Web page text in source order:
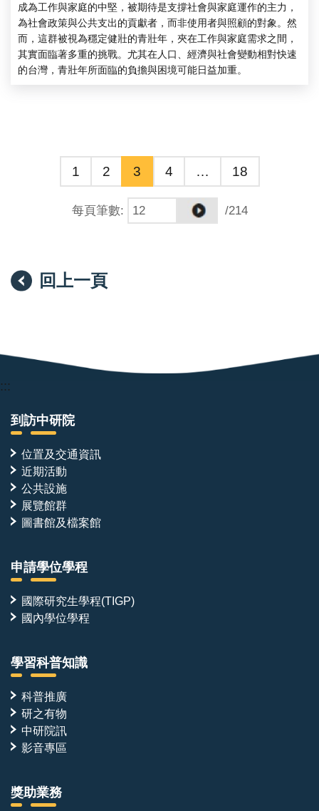
成為工作與家庭的中堅，被期待是支撐社會與家庭運作的主力，
為社會政策與公共支出的貢獻者，而非使用者與照顧的對象。然
而，這群被視為穩定健壯的青壯年，夾在工作與家庭需求之間，
其實面臨著多重的挑戰。尤其在人口、經濟與社會變動相對快速
的台灣，青壯年所面臨的負擔與困境可能日益加重。
1 2 3 4 … 18
每頁筆數: /214
回上一頁
:::
到訪中研院
位置及交通資訊
近期活動
公共設施
展覽館群
圖書館及檔案館
申請學位學程
國際研究生學程(TIGP)
國內學位學程
學習科普知識
科普推廣
研之有物
中研院訊
影音專區
獎助業務